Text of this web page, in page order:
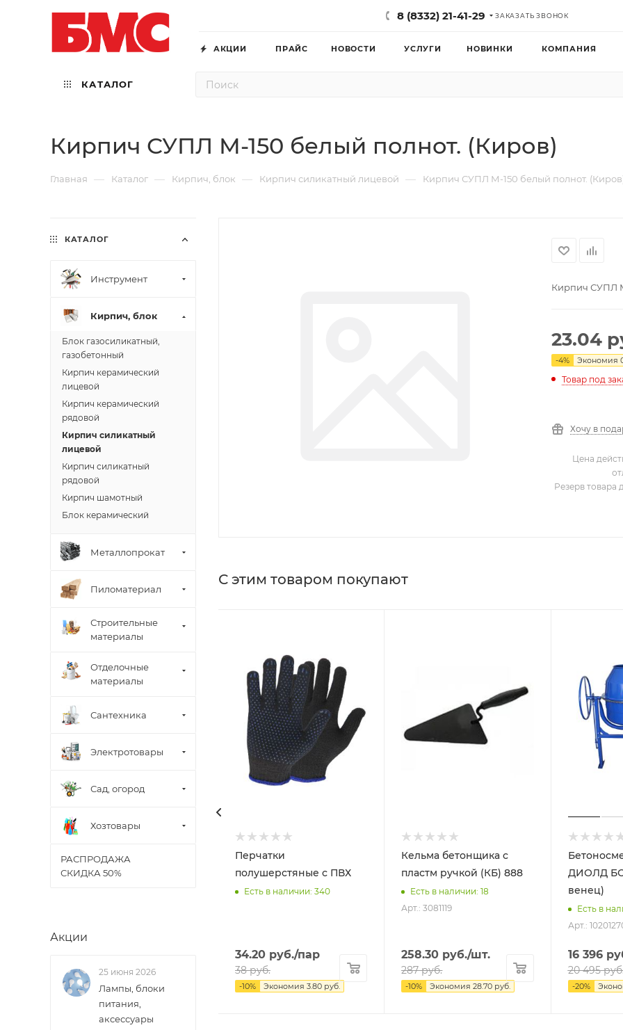
8 (8332) 21-41-29 ЗАКАЗАТЬ ЗВОНОК
АКЦИИ ПРАЙС НОВОСТИ УСЛУГИ НОВИНКИ КОМПАНИЯ
КАТАЛОГ
Кирпич СУПЛ М-150 белый полнот. (Киров)
Главная — Каталог — Кирпич, блок — Кирпич силикатный лицевой — Кирпич СУПЛ М-150 белый полнот.
Кирпич СУПЛ
23.04
-4% Экономия
Товар под
Хочу в
Цена
Резерв товара
С этим товаром покупают
Перчатки
полушерстяные с ПВХ
Есть в наличии: 340
34.20 руб./пар
38руб.
-10% Экономия 3.80 руб.
Кельма бетонщика с
пластм ручкой (КБ) 888
Есть в наличии: 18
Арт.: 3081119
258.30 руб./шт.
287руб.
-10% Экономия 28.70 руб.
ДИОЛД БСБ-150 (чугун
венец)
Есть в
Арт.:
16 396
20 495
-20%
КАТАЛОГ
Инструмент
Кирпич, блок
Блок газосиликатный,
газобетонный
Кирпич керамический
лицевой
Кирпич керамический
рядовой
Кирпич силикатный
лицевой
Кирпич силикатный
рядовой
Кирпич шамотный
Блок керамический
Металлопрокат
Пиломатериал
Строительные
материалы
Отделочные
материалы
Сантехника
Электротовары
Сад, огород
Хозтовары
РАСПРОДАЖА
СКИДКА 50%
Акции
25 июня 2026
Лампы, блоки
питания,
аксессуары